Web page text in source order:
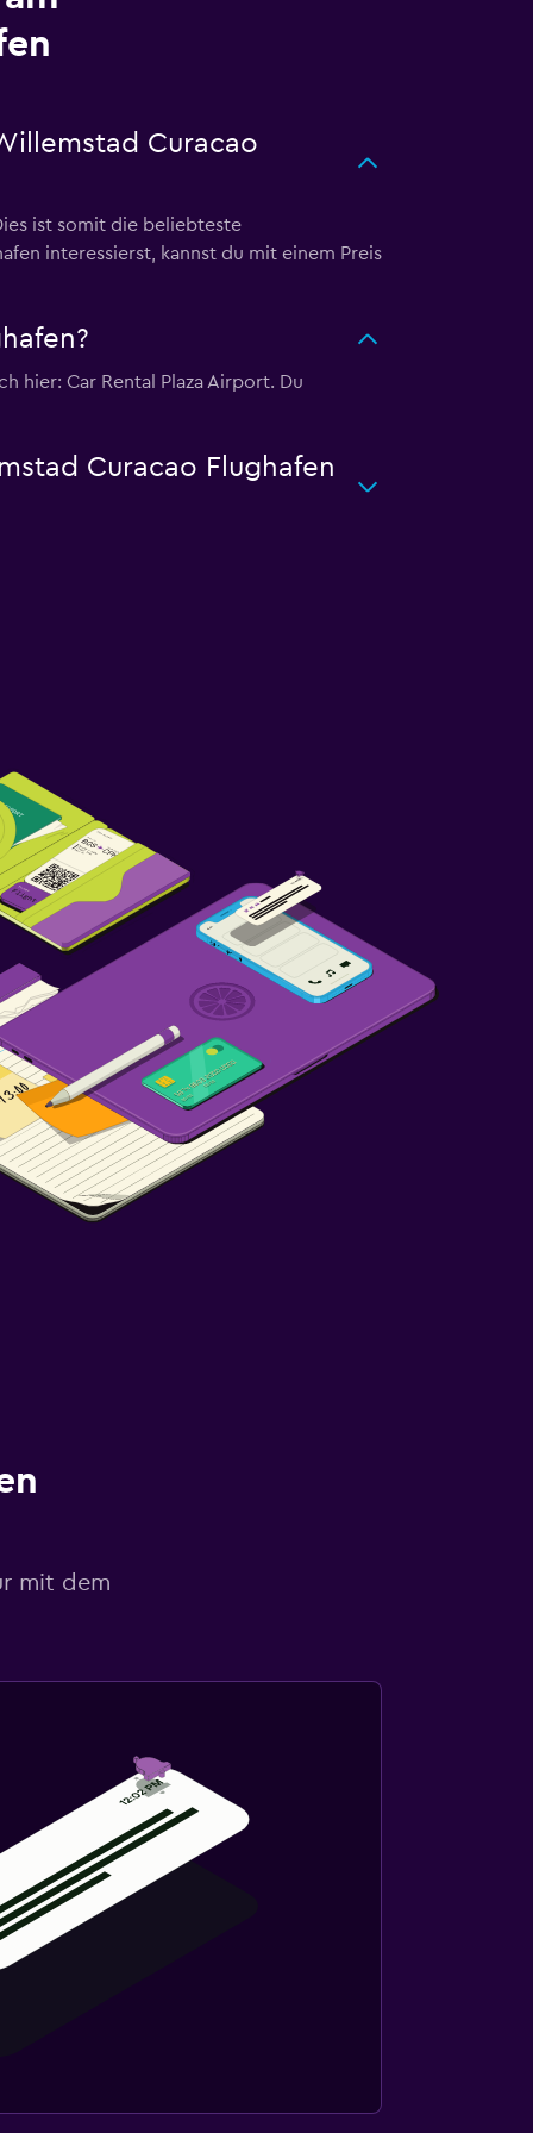
Curacao
ist somit die beliebteste
interessierst, kannst du mit einem Preis
hier: Car Rental Plaza Airport. Du
Curacao Flughafen
mit dem